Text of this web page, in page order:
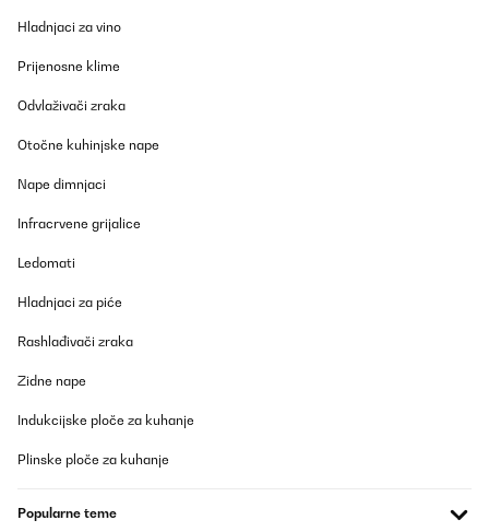
Hladnjaci za vino
Prijenosne klime
Odvlaživači zraka
Otočne kuhinjske nape
Nape dimnjaci
Infracrvene grijalice
Ledomati
Hladnjaci za piće
Rashlađivači zraka
Zidne nape
Indukcijske ploče za kuhanje
Plinske ploče za kuhanje
Popularne teme